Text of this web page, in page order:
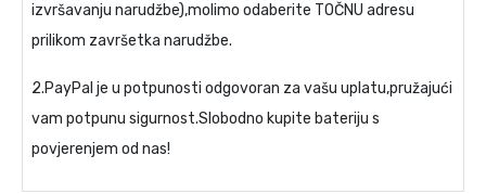
izvršavanju narudžbe),molimo odaberite TOČNU adresu
prilikom završetka narudžbe.
2.PayPal je u potpunosti odgovoran za vašu uplatu,pružajući
vam potpunu sigurnost.Slobodno kupite bateriju s
povjerenjem od nas!